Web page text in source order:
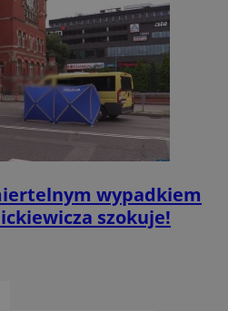
wypadkiem
szokuje!